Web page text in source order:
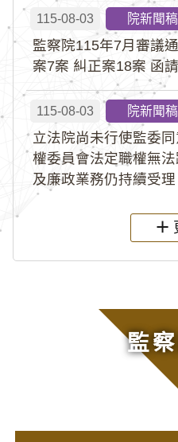
115-08-03 院新聞稿
監察院115年7月審議
案7案 糾正案18案 函
115-08-03 院新聞稿
立法院尚未行使監委
權委員會法定職權無
及廉政業務仍持續受理
監